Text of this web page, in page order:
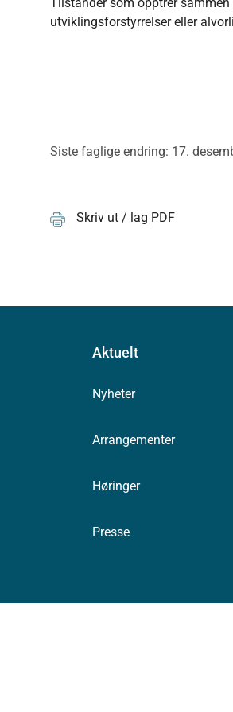
utviklingsforstyrrelser eller
Siste faglige endring: 17.
Skriv ut / lag PDF
Aktuelt
Nyheter
Arrangementer
Høringer
Presse